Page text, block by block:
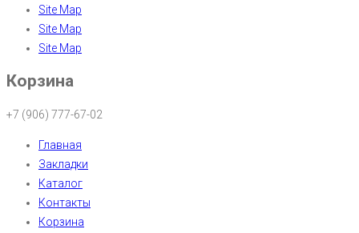
Site Map
Site Map
Site Map
Корзина
+7 (906) 777-67-02
Главная
Закладки
Каталог
Контакты
Корзина